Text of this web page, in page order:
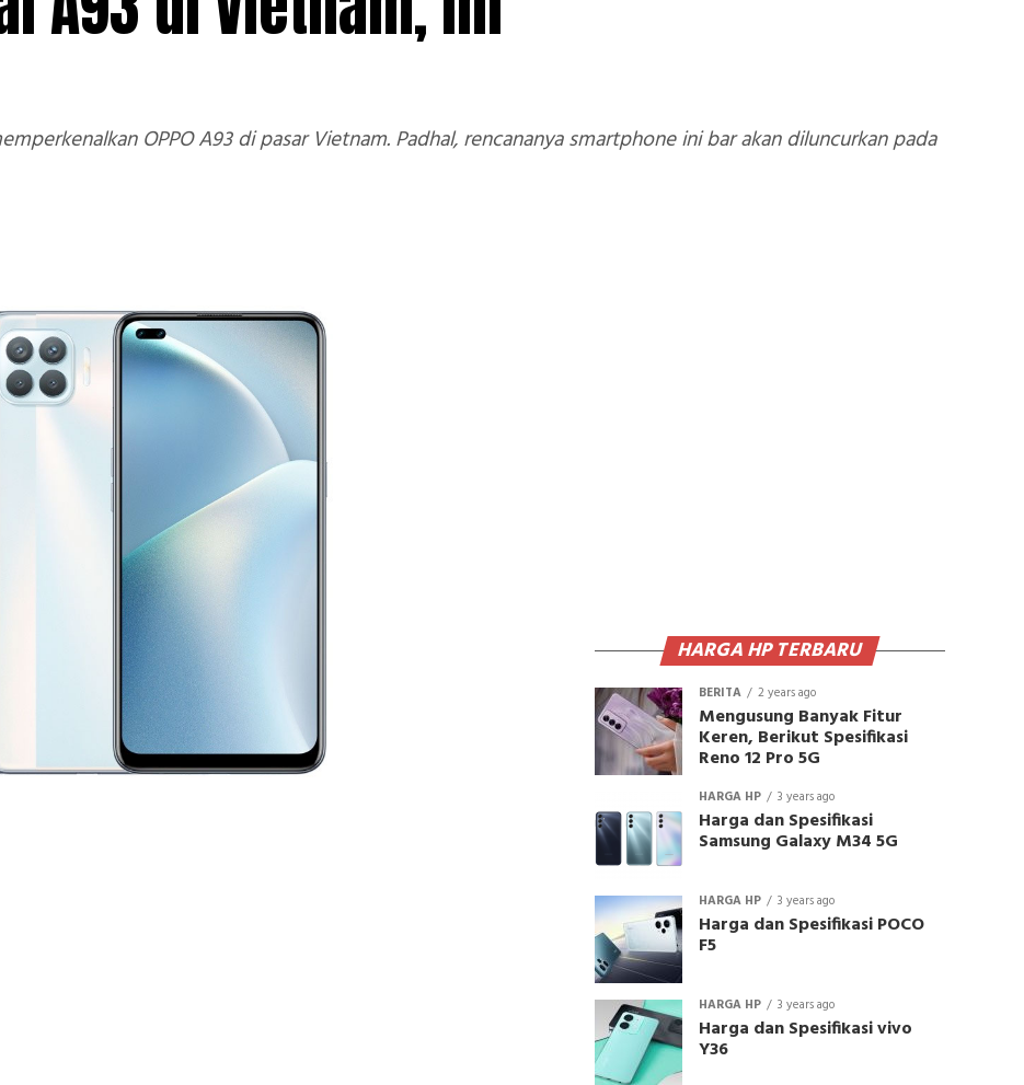
OPPO A93 di pasar Vietnam. Padhal, rencananya smartphone ini bar akan diluncurkan pada
HARGA HP TERBARU
BERITA 2 years ago
Mengusung Banyak Fitur
Keren, Berikut Spesifikasi
Reno 12 Pro 5G
HARGA HP 3 years ago
Harga dan Spesifikasi
Samsung Galaxy M34 5G
HARGA HP 3 years ago
Harga dan Spesifikasi POCO
F5
HARGA HP 3 years ago
Harga dan Spesifikasi vivo
Y36